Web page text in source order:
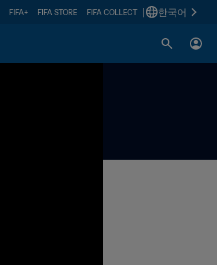
FIFA+ FIFA STORE FIFA COLLECT 한국어